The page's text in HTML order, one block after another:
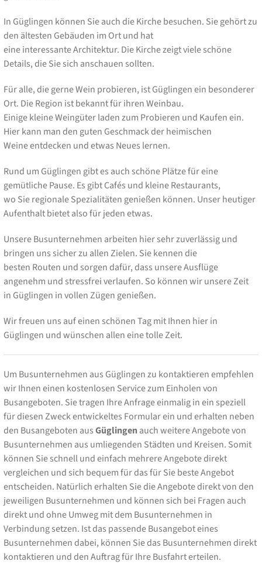
In Güglingen können Sie auch die Kirche besuchen. Sie gehört zu
den ältesten Gebäuden im Ort und hat
eine interessante Architektur. Die Kirche zeigt viele schöne
Details, die Sie sich anschauen sollten.
Für alle, die gerne Wein probieren, ist Güglingen ein besonderer
Ort. Die Region ist bekannt für ihren Weinbau.
Einige kleine Weingüter laden zum Probieren und Kaufen ein.
Hier kann man den guten Geschmack der heimischen
Weine entdecken und etwas Neues lernen.
Rund um Güglingen gibt es auch schöne Plätze für eine
gemütliche Pause. Es gibt Cafés und kleine Restaurants,
wo Sie regionale Spezialitäten genießen können. Unser heutiger
Aufenthalt bietet also für jeden etwas.
Unsere Busunternehmen arbeiten hier sehr zuverlässig und
bringen uns sicher zu allen Zielen. Sie kennen die
besten Routen und sorgen dafür, dass unsere Ausflüge
angenehm und stressfrei verlaufen. So können wir unsere Zeit
in Güglingen in vollen Zügen genießen.
Wir freuen uns auf einen schönen Tag mit Ihnen hier in
Güglingen und wünschen allen eine tolle Zeit.
Um Busunternehmen aus Güglingen zu kontaktieren empfehlen
wir Ihnen einen kostenlosen Service zum Einholen von
Busangeboten. Sie tragen Ihre Anfrage einmalig in ein speziell
für diesen Zweck entwickeltes Formular ein und erhalten neben
den Busangeboten ausGüglingenauch weitere Angebote von
Busunternehmen aus umliegenden Städten und Kreisen. Somit
können Sie schnell und einfach mehrere Angebote direkt
vergleichen und sich bequem für das für Sie beste Angebot
entscheiden. Natürlich erhalten Sie die Angebote direkt von den
jeweiligen Busunternehmen und können sich bei Fragen auch
direkt und ohne Umweg mit dem Busunternehmen in
Verbindung setzen. Ist das passende Busangebot eines
Busunternehmen dabei, können Sie das Busunternehmen direkt
kontaktieren und den Auftrag für Ihre Busfahrt erteilen.